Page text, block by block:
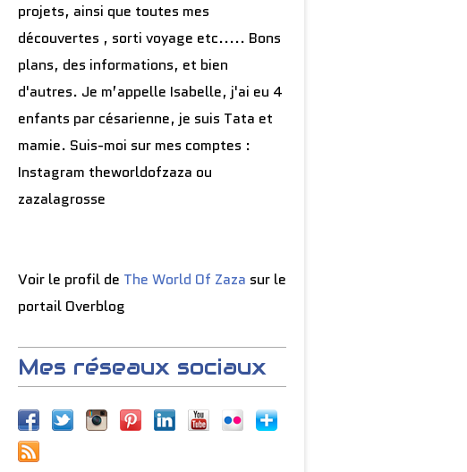
projets, ainsi que toutes mes
découvertes , sorti voyage etc..... Bons
plans, des informations, et bien
d'autres. Je m’appelle Isabelle, j'ai eu 4
enfants par césarienne, je suis Tata et
mamie. Suis-moi sur mes comptes :
Instagram theworldofzaza ou
zazalagrosse
Voir le profil de The World Of Zaza sur le
portail Overblog
Mes réseaux sociaux